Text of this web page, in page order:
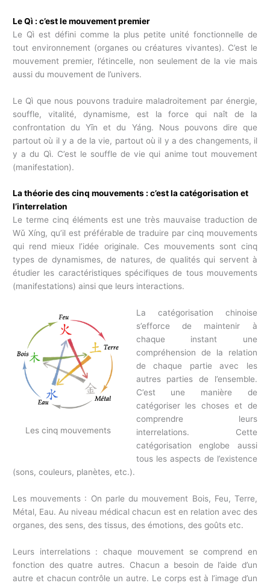
Le Qì : c’est le mouvement premier
Le Qì est défini comme la plus petite unité fonctionnelle de
tout environnement (organes ou créatures vivantes). C’est le
mouvement premier, l’étincelle, non seulement de la vie mais
aussi du mouvement de l’univers.
Le Qì que nous pouvons traduire maladroitement par énergie,
souffle, vitalité, dynamisme, est la force qui naît de la
confrontation du Yīn et du Yáng. Nous pouvons dire que
partout où il y a de la vie, partout où il y a des changements, il
y a du Qì. C’est le souffle de vie qui anime tout mouvement
(manifestation).
La théorie des cinq mouvements : c’est la catégorisation et
l’interrelation
Le terme cinq éléments est une très mauvaise traduction de
Wǔ Xíng, qu’il est préférable de traduire par cinq mouvements
qui rend mieux l’idée originale. Ces mouvements sont cinq
types de dynamismes, de natures, de qualités qui servent à
étudier les caractéristiques spécifiques de tous mouvements
(manifestations) ainsi que leurs interactions.
Les cinq mouvements
La catégorisation chinoise
s’efforce de maintenir à
chaque instant une
compréhension de la relation
de chaque partie avec les
autres parties de l’ensemble.
C’est une manière de
catégoriser les choses et de
comprendre leurs
interrelations. Cette
catégorisation englobe aussi
tous les aspects de l’existence
(sons, couleurs, planètes, etc.).
Les mouvements : On parle du mouvement Bois, Feu, Terre,
Métal, Eau. Au niveau médical chacun est en relation avec des
organes, des sens, des tissus, des émotions, des goûts etc.
Leurs interrelations : chaque mouvement se comprend en
fonction des quatre autres. Chacun a besoin de l’aide d’un
autre et chacun contrôle un autre. Le corps est à l’image d’un